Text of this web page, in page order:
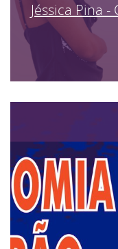
Jéssica Pina